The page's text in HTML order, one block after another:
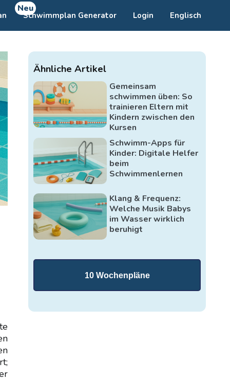
Neu
Schwimmplan Generator Login Englisch
Ähnliche Artikel
Gemeinsam
schwimmen üben: So
trainieren Eltern mit
Kindern zwischen den
Kursen
Schwimm-Apps für
Kinder: Digitale Helfer
beim
Schwimmenlernen
Klang & Frequenz:
Welche Musik Babys
im Wasser wirklich
beruhigt
10 Wochenpläne